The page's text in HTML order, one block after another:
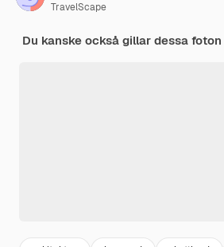
TravelScape
Du kanske också gillar dessa foton